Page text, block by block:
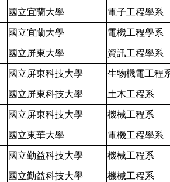
國立宜蘭大學 電子工程學系
國立宜蘭大學 電機工程學系
國立屏東大學 資訊工程學系
國立屏東科技大學 生物機電工程
國立屏東科技大學 土木工程系
國立屏東科技大學 機械工程系
國立東華大學 電機工程學系
國立勤益科技大學 機械工程系
國立勤益科技大學 機械工程系